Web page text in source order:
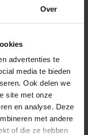
Over
advertenties te
media te bieden
Ook delen we
site met onze
en analyse. Deze
met andere
of die ze hebben
Net dat
effectieve,
het algemeen